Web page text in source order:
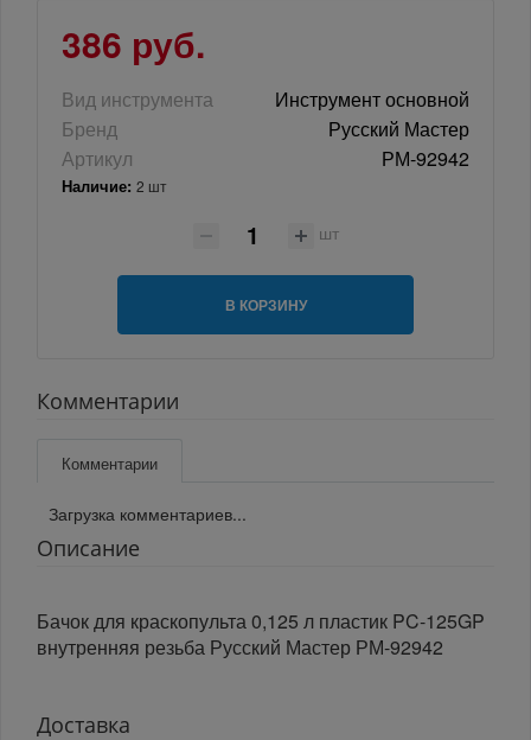
386 руб.
Вид инструмента
Инструмент основной
Бренд
Русский Мастер
Артикул
РМ-92942
Наличие: 2 шт
шт
В КОРЗИНУ
Комментарии
Комментарии
Загрузка комментариев...
Описание
Бачок для краскопульта 0,125 л пластик PC-125GP
внутренняя резьба Русский Мастер РМ-92942
Доставка